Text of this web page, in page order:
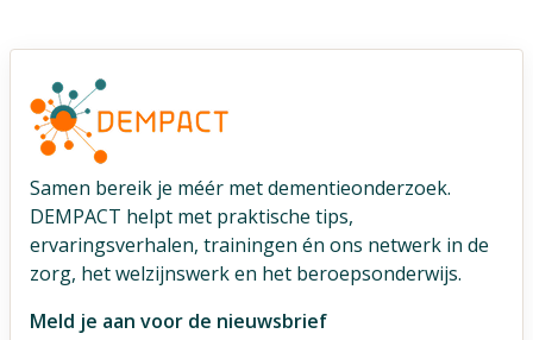
Samen bereik je méér met dementieonderzoek.
DEMPACT helpt met praktische tips,
ervaringsverhalen, trainingen én ons netwerk in de
zorg, het welzijnswerk en het beroepsonderwijs.
Meld je aan voor de nieuwsbrief